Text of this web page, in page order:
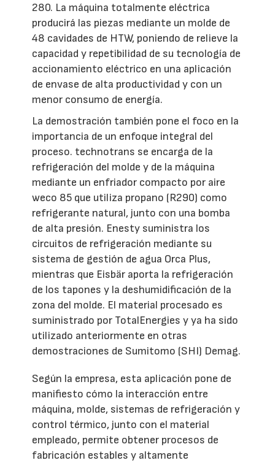
280. La máquina totalmente eléctrica
producirá las piezas mediante un molde de
48 cavidades de HTW, poniendo de relieve la
capacidad y repetibilidad de su tecnología de
accionamiento eléctrico en una aplicación
de envase de alta productividad y con un
menor consumo de energía.
La demostración también pone el foco en la
importancia de un enfoque integral del
proceso. technotrans se encarga de la
refrigeración del molde y de la máquina
mediante un enfriador compacto por aire
weco 85 que utiliza propano (R290) como
refrigerante natural, junto con una bomba
de alta presión. Enesty suministra los
circuitos de refrigeración mediante su
sistema de gestión de agua Orca Plus,
mientras que Eisbär aporta la refrigeración
de los tapones y la deshumidificación de la
zona del molde. El material procesado es
suministrado por TotalEnergies y ya ha sido
utilizado anteriormente en otras
demostraciones de Sumitomo (SHI) Demag.
Según la empresa, esta aplicación pone de
manifiesto cómo la interacción entre
máquina, molde, sistemas de refrigeración y
control térmico, junto con el material
empleado, permite obtener procesos de
fabricación estables y altamente